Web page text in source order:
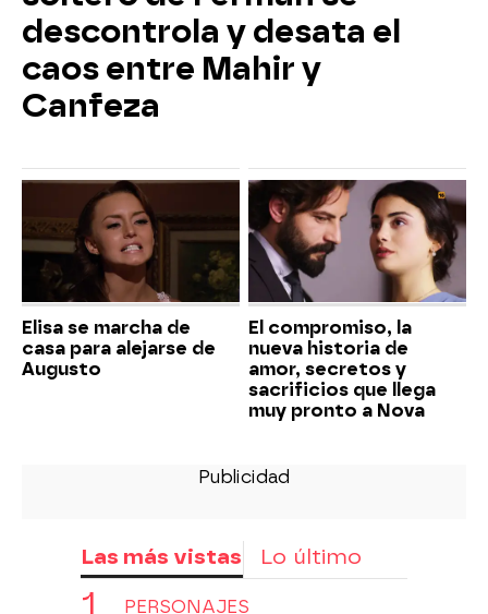
descontrola y desata el
caos entre Mahir y
Canfeza
Elisa se marcha de
casa para alejarse de
Augusto
El compromiso, la
nueva historia de
amor, secretos y
sacrificios que llega
muy pronto a Nova
Las más vistas Lo último
PERSONAJES